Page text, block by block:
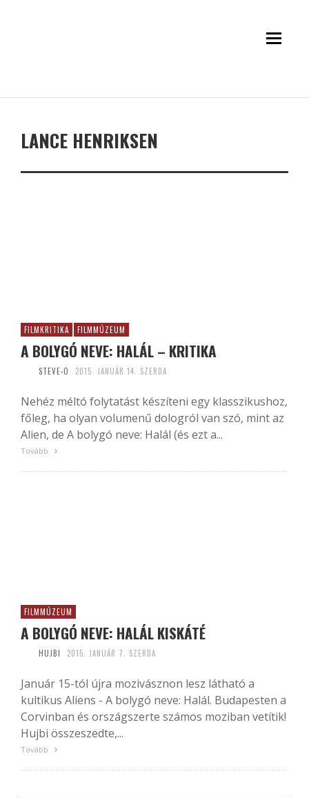
LANCE HENRIKSEN
FILMKRITIKA FILMMÚZEUM
A BOLYGÓ NEVE: HALÁL – KRITIKA
STEVE-O 2015. JANUÁR 14. SZERDA
Nehéz méltó folytatást készíteni egy klasszikushoz,
főleg, ha olyan volumenű dologról van szó, mint az
Alien, de A bolygó neve: Halál (és ezt a...
Tovább
FILMMÚZEUM
A BOLYGÓ NEVE: HALÁL KISKÁTÉ
HUJBI 2015. JANUÁR 7. SZERDA
Január 15-tól újra mozivásznon lesz látható a
kultikus Aliens - A bolygó neve: Halál. Budapesten a
Corvinban és országszerte számos moziban vetítik!
Hujbi összeszedte,...
Tovább